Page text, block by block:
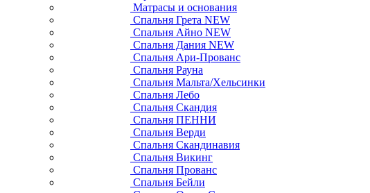
Матрасы и основания
Спальня Грета NEW
Спальня Айно NEW
Спальня Дания NEW
Спальня Ари-Прованс
Спальня Рауна
Спальня Мальта/Хельсинки
Спальня Лебо
Спальня Скандия
Спальня ПЕННИ
Спальня Верди
Спальня Скандинавия
Спальня Викинг
Спальня Прованс
Спальня Бейли